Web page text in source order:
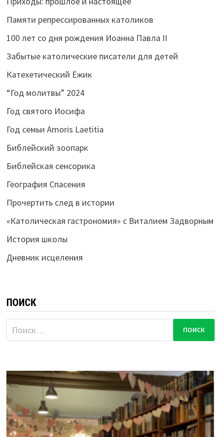
Памяти репрессированных католиков
100 лет со дня рождения Иоанна Павла II
Забытые католические писатели для детей
Катехетический Ёжик
“Год молитвы” 2024
Год святого Иосифа
Год семьи Amoris Laetitia
Библейский зоопарк
Библейская сенсорика
География Спасения
Прочертить след в истории
«Католическая гастрономия» с Виталием Задворным
История школы
Дневник исцеления
ПОИСК
Найти: